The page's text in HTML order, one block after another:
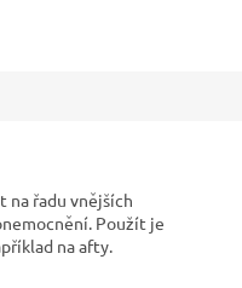
na řadu vnějších
Použít je
na afty.